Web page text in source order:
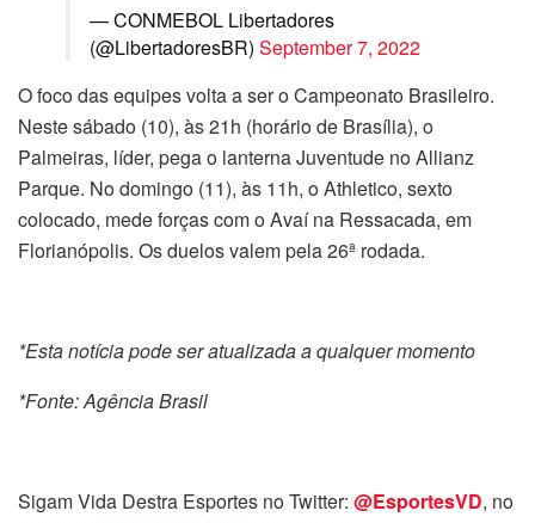
— CONMEBOL Libertadores
(@LibertadoresBR) September 7, 2022
O foco das equipes volta a ser o Campeonato Brasileiro.
Neste sábado (10), às 21h (horário de Brasília), o
Palmeiras, líder, pega o lanterna Juventude no Allianz
Parque. No domingo (11), às 11h, o Athletico, sexto
colocado, mede forças com o Avaí na Ressacada, em
Florianópolis. Os duelos valem pela 26ª rodada.
*Esta notícia pode ser atualizada a qualquer momento
*Fonte: Agência Brasil
Sigam Vida Destra Esportes no Twitter: @EsportesVD, no